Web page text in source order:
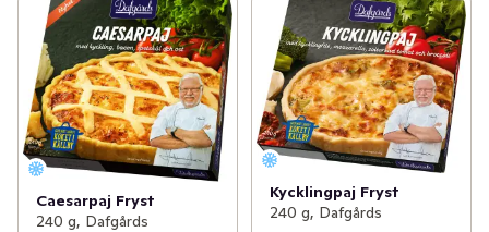
Caesarpaj Fryst
240 g, Dafgårds
Kycklingpaj Fryst
240 g, Dafgårds